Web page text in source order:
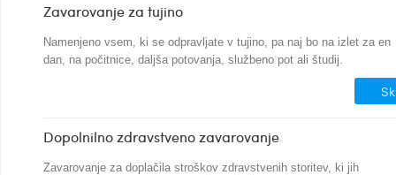
Zavarovanje za tujino
Namenjeno vsem, ki se odpravljate v tujino, pa naj bo na izlet za en
dan, na počitnice, daljša potovanja, službeno pot ali študij.
Dopolnilno zdravstveno zavarovanje
Zavarovanje za doplačila stroškov zdravstvenih storitev, ki jih